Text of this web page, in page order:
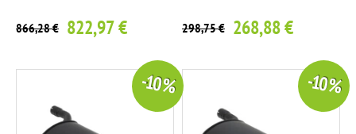
866,28 € 822,97 € 298,75 € 268,88 €
-10 % -10 %